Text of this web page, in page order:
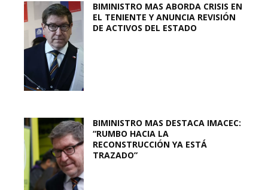
BIMINISTRO MAS ABORDA CRISIS EN
EL TENIENTE Y ANUNCIA REVISIÓN
DE ACTIVOS DEL ESTADO
BIMINISTRO MAS DESTACA IMACEC:
“RUMBO HACIA LA
RECONSTRUCCIÓN YA ESTÁ
TRAZADO”